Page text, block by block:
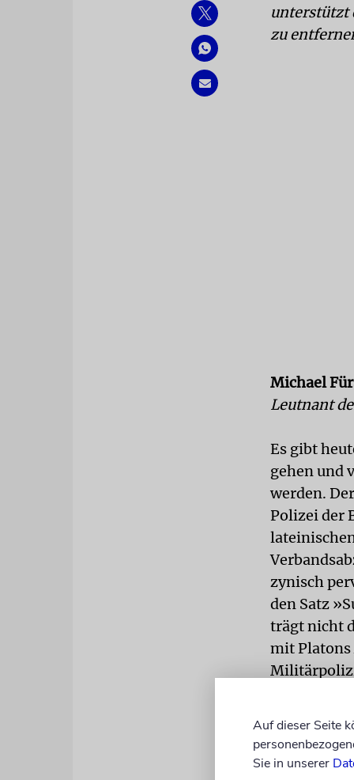
unterstützt
zu
Michael
Leutnant
Es gibt
gehen und
werden.
Polizei der
zynisch
den Satz
trägt nicht
mit Platons
erster
Auf dieser Seite
Sie in unserer